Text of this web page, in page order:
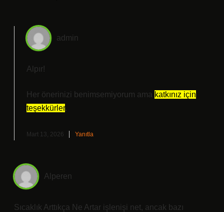
admin
Alpır!
Her önerinizi benimsemiyorum ama katkınız için
teşekkürler.
Mart 13, 2026 Yanıtla
Alperen
Sıcaklık Arttıkça Ne Artar işlenişi net, ancak bazı